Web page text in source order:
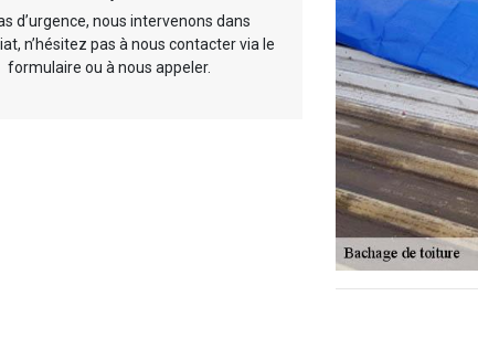
d’urgence, nous intervenons dans
n’hésitez pas à nous contacter via le
formulaire ou à nous appeler.